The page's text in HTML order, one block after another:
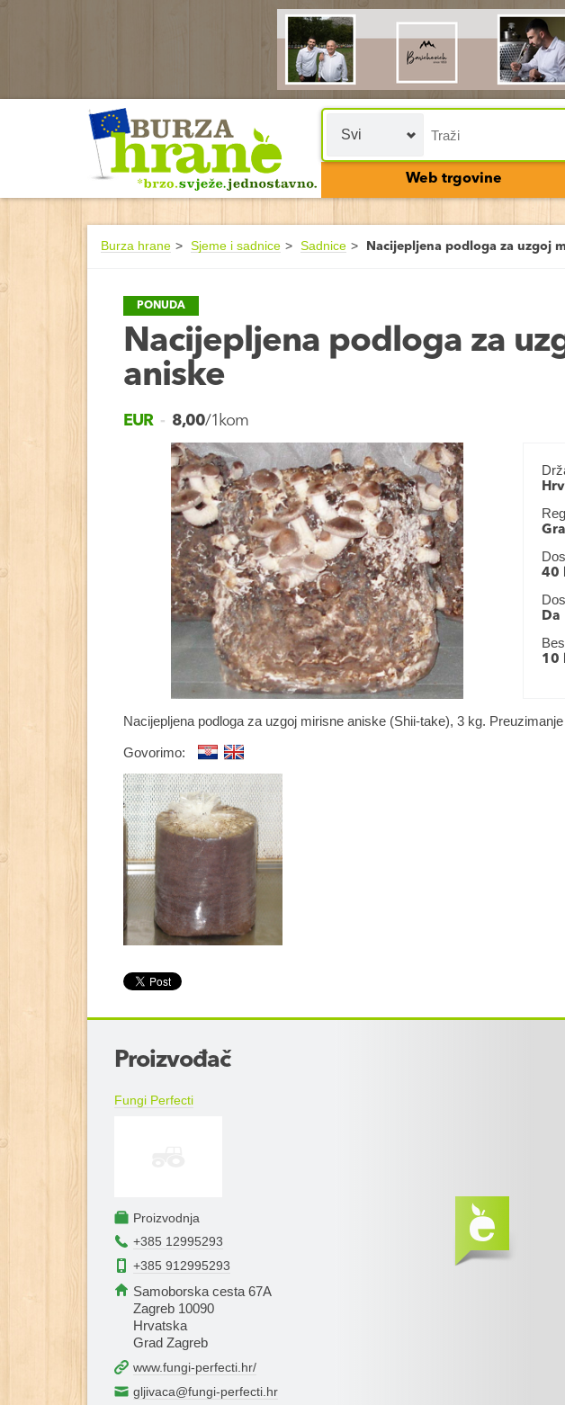
Web trgovine
Burza hrane Sjeme i sadnice Sadnice Nacijepljena podloga za uzgoj
PONUDA
Nacijepljena podloga za
aniske
EUR - 8,00/1kom
40
Da
10
Nacijepljena podloga za uzgoj mirisne aniske (Shii-take), 3 kg.
Govorimo:
−Proizvođač
Fungi Perfecti
Proizvodnja
+385 12995293
+385 912995293
Samoborska cesta 67A
Zagreb 10090
Hrvatska
Grad Zagreb
www.fungi-perfecti.hr/
gljivaca@fungi-perfecti.hr